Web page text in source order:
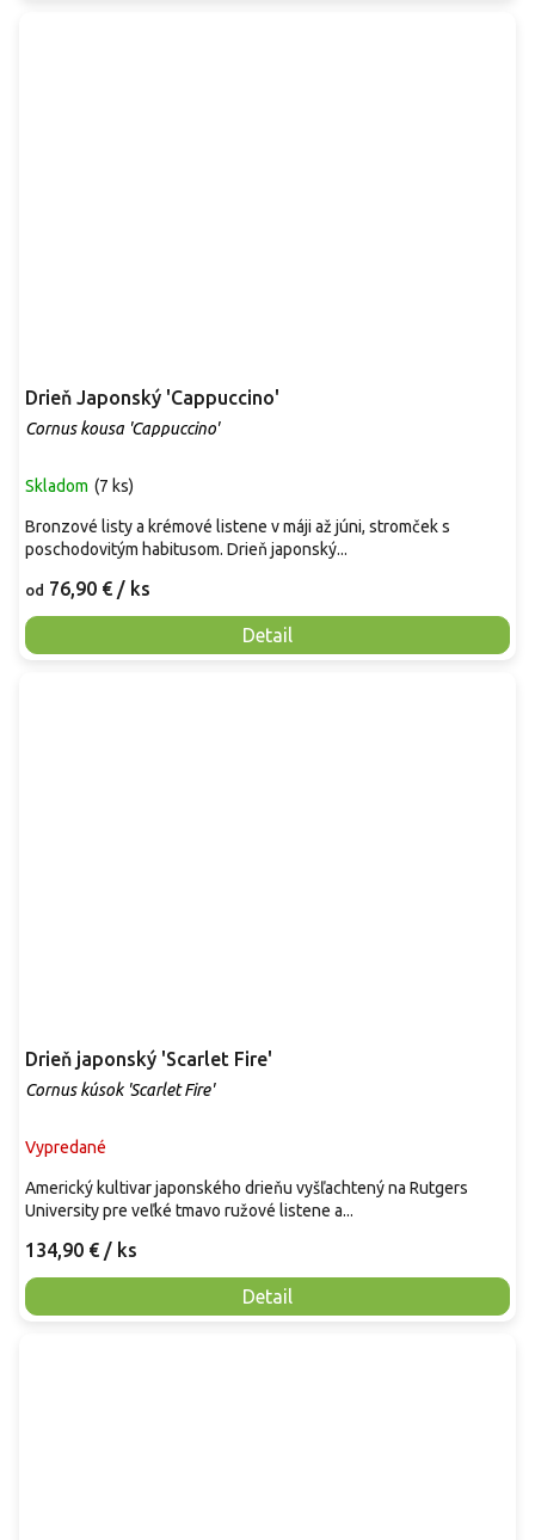
Drieň Japonský 'Cappuccino'
Cornus kousa 'Cappuccino'
Skladom (7 ks)
od 76,90 € / ks
Detail
Bronzové listy a krémové listene v máji až júni, stromček s
poschodovitým habitusom. Drieň japonský...
Drieň japonský 'Scarlet Fire'
Cornus kúsok 'Scarlet Fire'
Vypredané
134,90 € / ks
Detail
Americký kultivar japonského drieňu vyšľachtený na Rutgers
University pre veľké tmavo ružové listene a...